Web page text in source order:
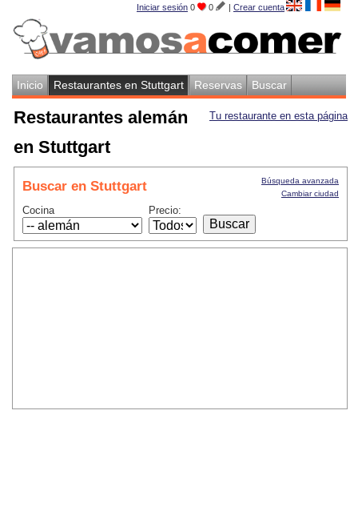
Iniciar sesión 0 0 | Crear cuenta
Inicio Restaurantes en Stuttgart Reservas Buscar
Tu restaurante en esta página
Restaurantes alemán
en Stuttgart
Buscar en Stuttgart
Cocina Precio:
Búsqueda avanzada
Cambiar ciudad